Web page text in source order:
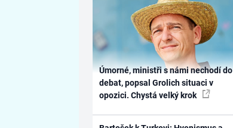
Úmorné, ministři s námi nechodí do
debat, popsal Grolich situaci v
opozici. Chystá velký krok